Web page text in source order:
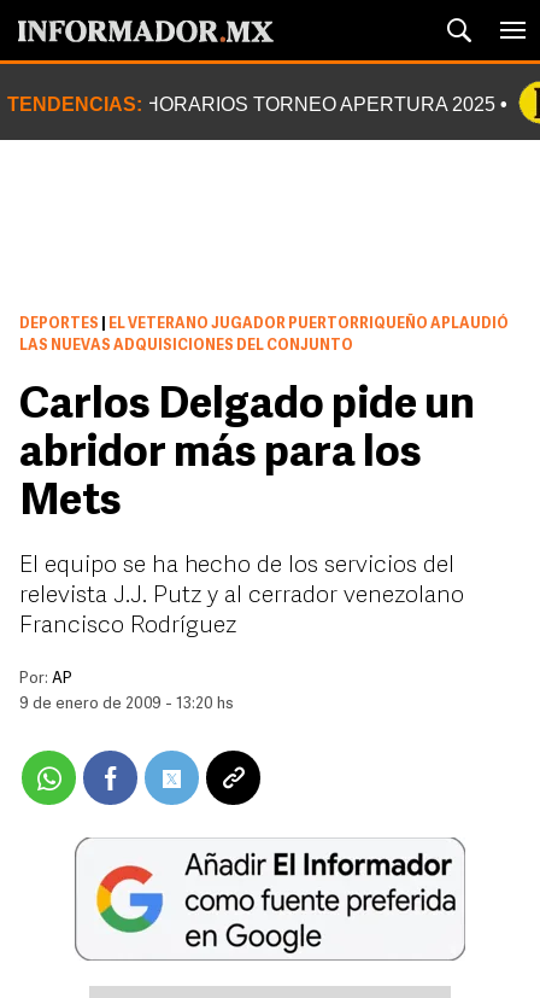
TENDENCIAS: HORARIOS TORNEO APERTURA 2025
DEPORTES
EL VETERANO JUGADOR PUERTORRIQUEÑO APLAUDIÓ
LAS NUEVAS ADQUISICIONES DEL CONJUNTO
Carlos Delgado pide un
abridor más para los
Mets
El equipo se ha hecho de los servicios del
relevista J.J. Putz y al cerrador venezolano
Francisco Rodríguez
Por: AP
9 de enero de 2009 - 13:20 hs